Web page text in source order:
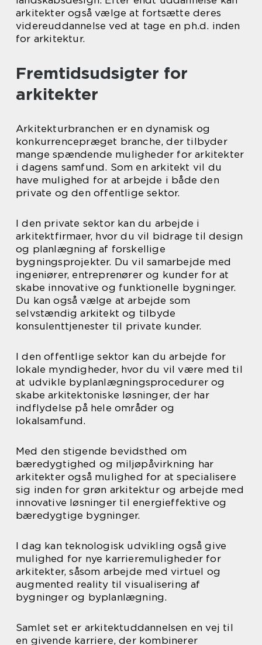
arkitekter også vælge at fortsætte deres
videreuddannelse ved at tage en ph.d. inden
for arkitektur.
Fremtidsudsigter for
arkitekter
Arkitekturbranchen er en dynamisk og
konkurrencepræget branche, der tilbyder
mange spændende muligheder for arkitekter
i dagens samfund. Som en arkitekt vil du
have mulighed for at arbejde i både den
private og den offentlige sektor.
I den private sektor kan du arbejde i
arkitektfirmaer, hvor du vil bidrage til design
og planlægning af forskellige
bygningsprojekter. Du vil samarbejde med
ingeniører, entreprenører og kunder for at
skabe innovative og funktionelle bygninger.
Du kan også vælge at arbejde som
selvstændig arkitekt og tilbyde
konsulenttjenester til private kunder.
I den offentlige sektor kan du arbejde for
lokale myndigheder, hvor du vil være med til
at udvikle byplanlægningsprocedurer og
skabe arkitektoniske løsninger, der har
indflydelse på hele områder og
lokalsamfund.
Med den stigende bevidsthed om
bæredygtighed og miljøpåvirkning har
arkitekter også mulighed for at specialisere
sig inden for grøn arkitektur og arbejde med
innovative løsninger til energieffektive og
bæredygtige bygninger.
I dag kan teknologisk udvikling også give
mulighed for nye karrieremuligheder for
arkitekter, såsom arbejde med virtuel og
augmented reality til visualisering af
bygninger og byplanlægning.
Samlet set er arkitektuddannelsen en vej til
en givende karriere, der kombinerer